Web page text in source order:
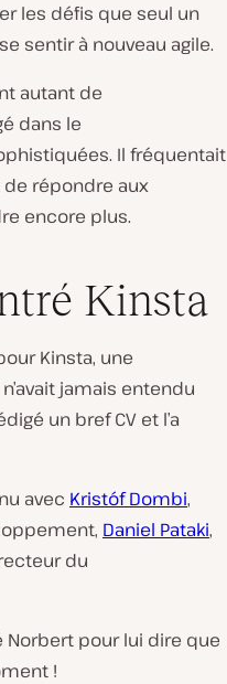
les défis que seul un
sentir à nouveau agile.
autant de
dans le
Il fréquentait
de répondre aux
encore plus.
Kinsta
Kinsta, une
jamais entendu
un bref CV et l’a
avec Kristóf Dombi,
Daniel Pataki,
du
Norbert pour lui dire que
!